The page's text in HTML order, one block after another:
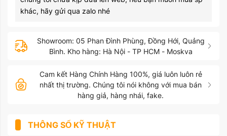
khác, hãy gửi qua zalo nhé
Showroom: 05 Phan Đình Phùng, Đồng Hới, Quảng
Bình. Kho hàng: Hà Nội - TP HCM - Moskva
Cam kết Hàng Chính Hàng 100%, giá luôn luôn rẻ
nhất thị trường. Chúng tôi nói không với mua bán
hàng giả, hàng nhái, fake.
THÔNG SỐ KỸ THUẬT